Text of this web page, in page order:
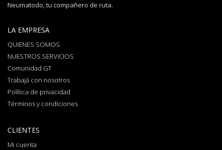
Neumatodo, tu compañero de ruta.
LA EMPRESA
QUIENES SOMOS
NUESTROS SERVICIOS
Comunidad GT
Trabajá con nosotros
Política de privacidad
Términos y condiciones
CLIENTES
Mi cuenta